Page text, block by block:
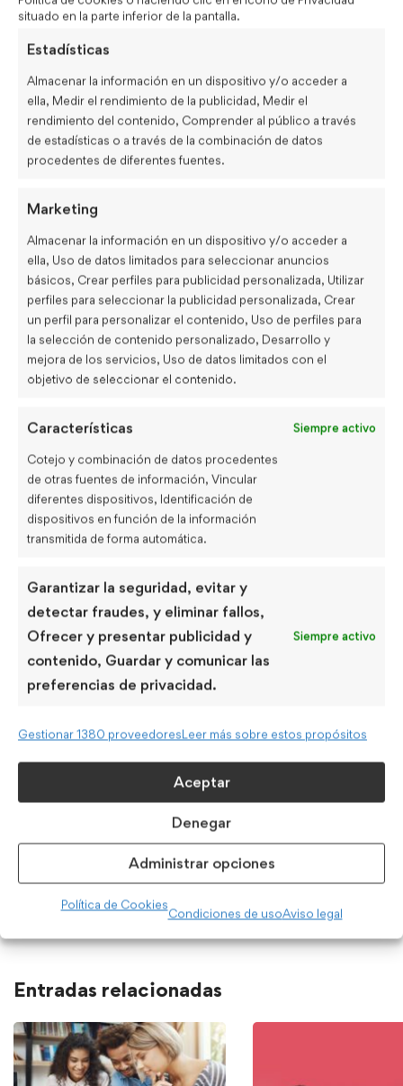
situado en la parte inferior de la pantalla.
Estadísticas
Almacenar la información en un dispositivo y/o acceder a
ella, Medir el rendimiento de la publicidad, Medir el
rendimiento del contenido, Comprender al público a través
de estadísticas o a través de la combinación de datos
procedentes de diferentes fuentes.
Marketing
Almacenar la información en un dispositivo y/o acceder a
ella, Uso de datos limitados para seleccionar anuncios
básicos, Crear perfiles para publicidad personalizada, Utilizar
perfiles para seleccionar la publicidad personalizada, Crear
un perfil para personalizar el contenido, Uso de perfiles para
la selección de contenido personalizado, Desarrollo y
mejora de los servicios, Uso de datos limitados con el
objetivo de seleccionar el contenido.
Características Siempre activo
Cotejo y combinación de datos procedentes
de otras fuentes de información, Vincular
diferentes dispositivos, Identificación de
dispositivos en función de la información
transmitida de forma automática.
Garantizar la seguridad, evitar y
detectar fraudes, y eliminar fallos,
Ofrecer y presentar publicidad y
contenido, Guardar y comunicar las
preferencias de privacidad.
Siempre activo
Gestionar 1380 proveedoresLeer más sobre estos propósitos
Aceptar
Denegar
Administrar opciones
Política de Cookies
Condiciones de usoAviso legal
clases particulares de ingles,diario en inglés
kairon,kairon english,kairon particular
Share this post
¿Cuándo añadir el -ed a los verbos
Frases cortas para utilizar en el
chat de empresa
Entradas relacionadas